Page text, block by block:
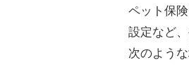
ペット保
設定など
次のよう